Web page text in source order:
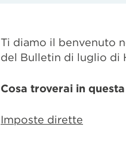
Ti diamo il benvenuto
del Bulletin di luglio di
Cosa troverai in
Imposte dirette